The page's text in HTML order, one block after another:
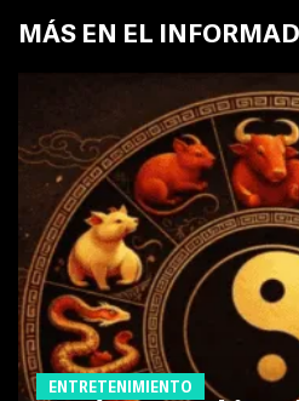
MÁS EN EL
ENTRETENIMIENTO